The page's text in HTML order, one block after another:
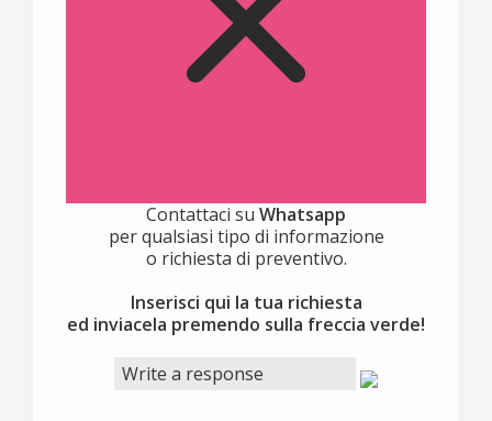
Contattaci su Whatsapp
per qualsiasi tipo di informazione
o richiesta di preventivo.
Inserisci qui la tua richiesta
ed inviacela premendo sulla freccia verde!